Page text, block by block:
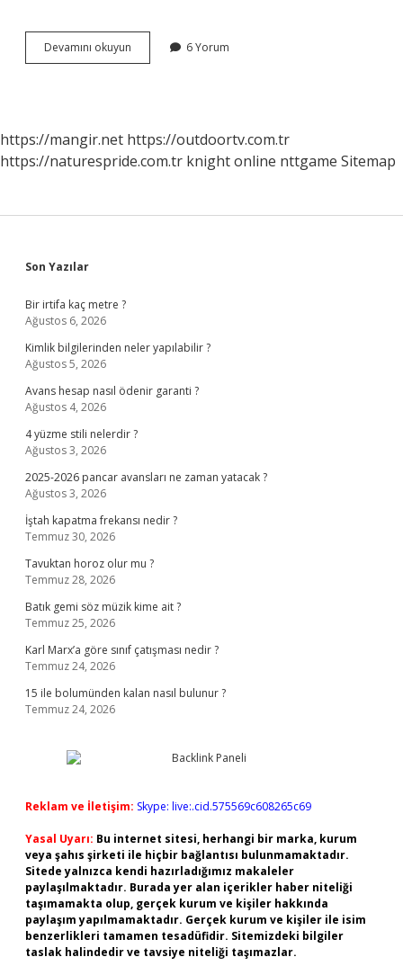
Devamını okuyun
Doktoru
6 Yorum
https://mangir.net https://outdoortv.com.tr
https://naturespride.com.tr knight online nttgame Sitemap
Sidebar
Son Yazılar
Bir irtifa kaç metre ?
Ağustos 6, 2026
Kimlik bilgilerinden neler yapılabilir ?
Ağustos 5, 2026
Avans hesap nasıl ödenir garanti ?
Ağustos 4, 2026
4 yüzme stili nelerdir ?
Ağustos 3, 2026
2025-2026 pancar avansları ne zaman yatacak ?
Ağustos 3, 2026
İştah kapatma frekansı nedir ?
Temmuz 30, 2026
Tavuktan horoz olur mu ?
Temmuz 28, 2026
Batık gemi söz müzik kime ait ?
Temmuz 25, 2026
Karl Marx’a göre sınıf çatışması nedir ?
Temmuz 24, 2026
15 ile bolumünden kalan nasıl bulunur ?
Temmuz 24, 2026
Reklam ve İletişim: Skype: live:.cid.575569c608265c69
Yasal Uyarı: Bu internet sitesi, herhangi bir marka, kurum
veya şahıs şirketi ile hiçbir bağlantısı bulunmamaktadır.
Sitede yalnızca kendi hazırladığımız makaleler
paylaşılmaktadır. Burada yer alan içerikler haber niteliği
taşımamakta olup, gerçek kurum ve kişiler hakkında
paylaşım yapılmamaktadır. Gerçek kurum ve kişiler ile isim
benzerlikleri tamamen tesadüfidir. Sitemizdeki bilgiler
taslak halindedir ve tavsiye niteliği taşımazlar.